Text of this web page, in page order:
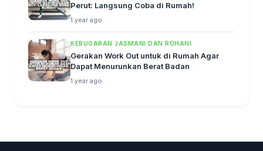
Perut: Langsung Coba di Rumah!
1 year ago
KEBUGARAN JASMANI DAN ROHANI
Gerakan Work Out untuk di Rumah Agar
Dapat Menurunkan Berat Badan
1 year ago